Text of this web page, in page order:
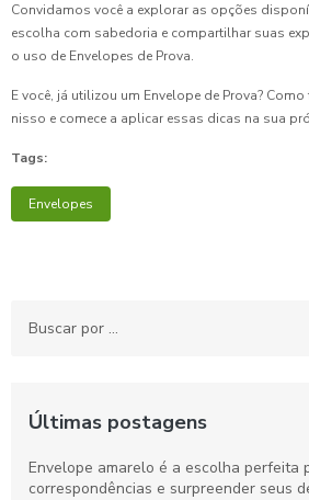
Convidamos você a explorar as opções
escolha com sabedoria e compartilhar suas
o uso de Envelopes de Prova.
E você, já utilizou um Envelope de Prova? Como
nisso e comece a aplicar essas dicas na sua
Tags:
Envelopes
Últimas postagens
Envelope amarelo é a escolha perfeita
correspondências e surpreender seus